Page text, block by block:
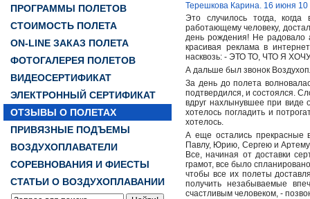
ПРОГРАММЫ ПОЛЕТОВ
СТОИМОСТЬ ПОЛЕТА
ON-LINE ЗАКАЗ ПОЛЕТА
ФОТОГАЛЕРЕЯ ПОЛЕТОВ
ВИДЕОСЕРТИФИКАТ
ЭЛЕКТРОННЫЙ СЕРТИФИКАТ
ОТЗЫВЫ О ПОЛЕТАХ
ПРИВЯЗНЫЕ ПОДЪЕМЫ
ВОЗДУХОПЛАВАТЕЛИ
СОРЕВНОВАНИЯ И ФИЕСТЫ
СТАТЬИ О ВОЗДУХОПЛАВАНИИ
Терешкова Карина. 16 июня 10
Это случилось тогда,
работающему человеку,
день рождения! Не радовало
красивая реклама в
насквозь: - ЭТО ТО, ЧТО Я
А дальше был звонок
За день до полета
подтвердился, и состоялся.
вдруг нахлынувшее при
хотелось погладить и
хотелось.
А еще остались прекрасные
Павлу, Юрию, Сергею и
Все, начиная от доставки
грамот, все было
чтобы все их полеты
получить незабываемые
счастливым человеком, -